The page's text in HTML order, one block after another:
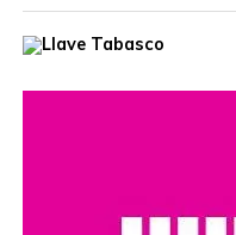
Compartir en:
Ante autoridades de la